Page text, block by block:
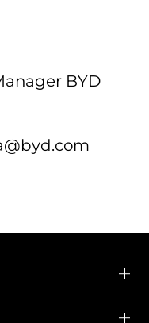
BYD